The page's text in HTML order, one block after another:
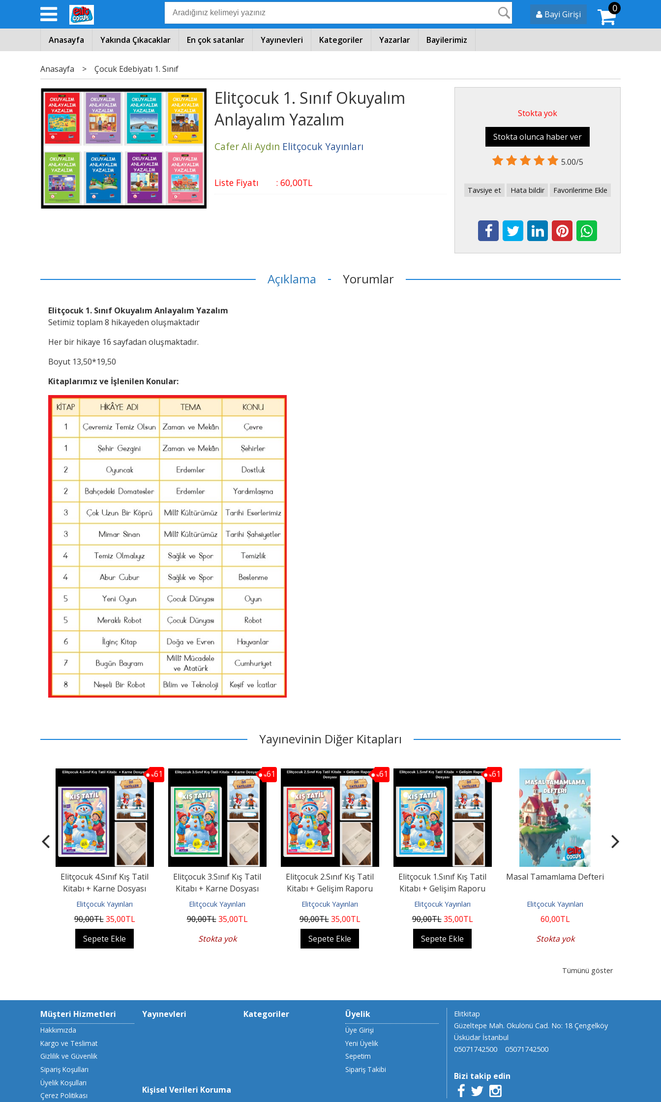
0
Bayi Girişi
Anasayfa Yakında Çıkacaklar En çok satanlar Yayınevleri Kategoriler Yazarlar Bayilerimiz
Anasayfa > Çocuk Edebiyatı 1. Sınıf
Elitçocuk 1. Sınıf Okuyalım
Anlayalım Yazalım
Cafer Ali Aydın Elitçocuk Yayınları
Liste Fiyatı : 60,00TL
Stokta yok
Stokta olunca haber ver
5.00/5
Tavsiye et Hata bildir Favorilerime Ekle
Açıklama Yorumlar
Elitçocuk 1. Sınıf Okuyalım Anlayalım Yazalım
Setimiz toplam 8 hikayeden oluşmaktadır
Her bir hikaye 16 sayfadan oluşmaktadır.
Boyut 13,50*19,50
Kitaplarımız ve İşlenilen Konular:
Yayınevinin Diğer Kitapları
%61
Elitçocuk 4.Sınıf Kış Tatil
Kitabı + Karne Dosyası
Elitçocuk Yayınları
90,00TL 35,00TL
Sepete Ekle
%61
Elitçocuk 3.Sınıf Kış Tatil
Kitabı + Karne Dosyası
Elitçocuk Yayınları
90,00TL 35,00TL
Stokta yok
%61
Elitçocuk 2.Sınıf Kış Tatil
Kitabı + Gelişim Raporu
Dosyası
Elitçocuk Yayınları
90,00TL 35,00TL
Sepete Ekle
%61
Elitçocuk 1.Sınıf Kış Tatil
Kitabı + Gelişim Raporu
Dosyası
Elitçocuk Yayınları
90,00TL 35,00TL
Sepete Ekle
Masal Tamamlama Defteri
Elitçocuk Yayınları
60,00TL
Stokta yok
Tümünü göster
Müşteri Hizmetleri
Hakkımızda
Kargo ve Teslimat
Gizlilik ve Güvenlik
Sipariş Koşulları
Üyelik Koşulları
Çerez Politikası
Yayınevleri Kategoriler Üyelik
Üye Girişi
Yeni Üyelik
Sepetim
Sipariş Takibi
Kişisel Verileri Koruma
Elitkitap
Güzeltepe Mah. Okulönü Cad. No: 18 Çengelköy
Üsküdar İstanbul
05071742500
05071742500
Bizi takip edin